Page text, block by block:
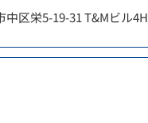
中区栄5-19-31 T&Mビル4H